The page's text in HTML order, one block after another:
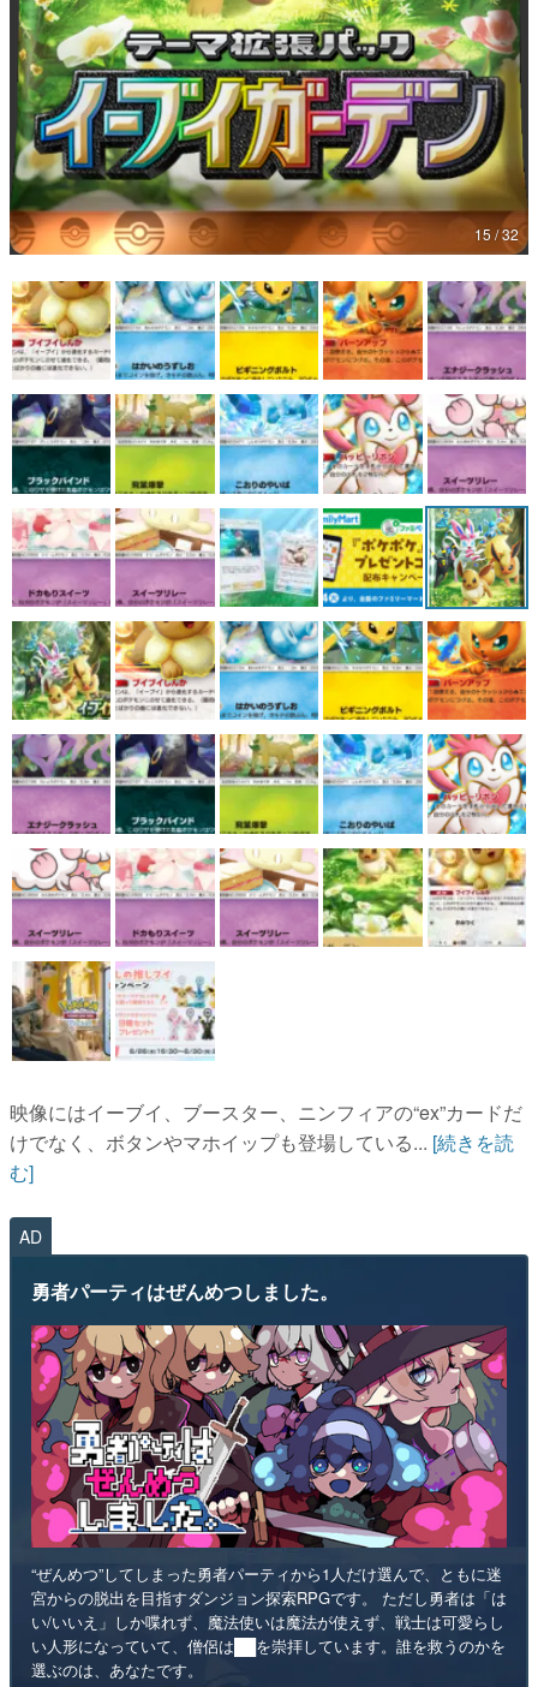
15 / 32
映像にはイーブイ、ブースター、ニンフィアの“ex”カードだ
けでなく、ボタンやマホイップも登場している... [続きを読
む]
AD
勇者パーティはぜんめつしました。
“ぜんめつ”してしまった勇者パーティから1人だけ選んで、ともに迷
宮からの脱出を目指すダンジョン探索RPGです。 ただし勇者は「は
い/いいえ」しか喋れず、魔法使いは魔法が使えず、戦士は可愛らし
い人形になっていて、僧侶は██を崇拝しています。誰を救うのかを
選ぶのは、あなたです。